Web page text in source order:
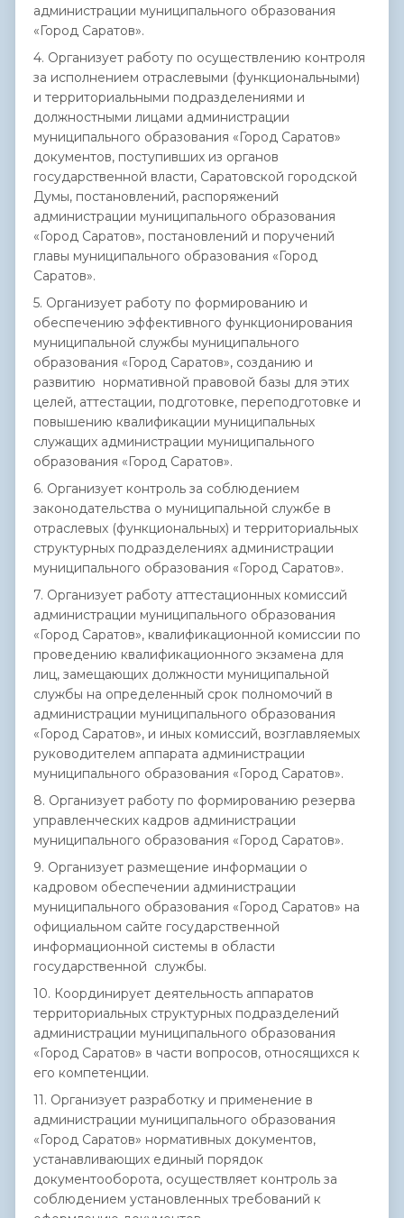
администрации муниципального образования
«Город Саратов».
4. Организует работу по осуществлению контроля
за исполнением отраслевыми (функциональными)
и территориальными подразделениями и
должностными лицами администрации
муниципального образования «Город Саратов»
документов, поступивших из органов
государственной власти, Саратовской городской
Думы, постановлений, распоряжений
администрации муниципального образования
«Город Саратов», постановлений и поручений
главы муниципального образования «Город
Саратов».
5. Организует работу по формированию и
обеспечению эффективного функционирования
муниципальной службы муниципального
образования «Город Саратов», созданию и
развитию нормативной правовой базы для этих
целей, аттестации, подготовке, переподготовке и
повышению квалификации муниципальных
служащих администрации муниципального
образования «Город Саратов».
6. Организует контроль за соблюдением
законодательства о муниципальной службе в
отраслевых (функциональных) и территориальных
структурных подразделениях администрации
муниципального образования «Город Саратов».
7. Организует работу аттестационных комиссий
администрации муниципального образования
«Город Саратов», квалификационной комиссии по
проведению квалификационного экзамена для
лиц, замещающих должности муниципальной
службы на определенный срок полномочий в
администрации муниципального образования
«Город Саратов», и иных комиссий, возглавляемых
руководителем аппарата администрации
муниципального образования «Город Саратов».
8. Организует работу по формированию резерва
управленческих кадров администрации
муниципального образования «Город Саратов».
9. Организует размещение информации о
кадровом обеспечении администрации
муниципального образования «Город Саратов» на
официальном сайте государственной
информационной системы в области
государственной службы.
10. Координирует деятельность аппаратов
территориальных структурных подразделений
администрации муниципального образования
«Город Саратов» в части вопросов, относящихся к
его компетенции.
11. Организует разработку и применение в
администрации муниципального образования
«Город Саратов» нормативных документов,
устанавливающих единый порядок
документооборота, осуществляет контроль за
соблюдением установленных требований к